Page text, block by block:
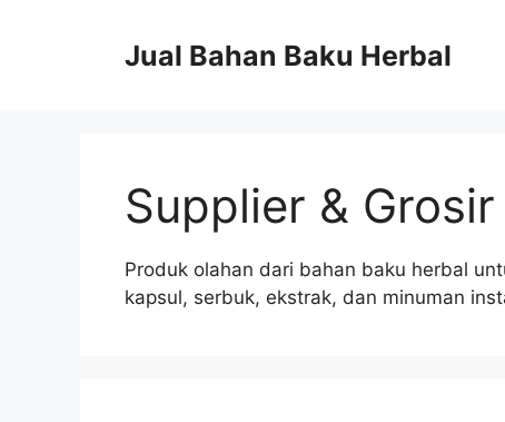
Jual Bahan Baku Herbal
Supplier &
Produk olahan dari bahan baku herbal
kapsul, serbuk, ekstrak, dan minuman